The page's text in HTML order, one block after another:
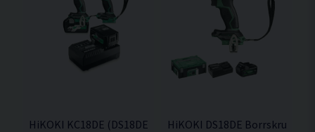
HiKOKI KC18DE (DS18DE/WR18DH) Verktygspaket 18V
HiKOKI DS18DE